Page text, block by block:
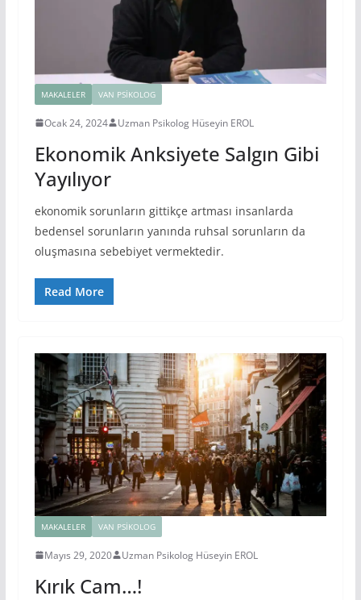
MAKALELER VAN PSIKOLOG
Ocak 24, 2024 Uzman Psikolog Hüseyin EROL
Ekonomik Anksiyete Salgın Gibi
Yayılıyor
ekonomik sorunların gittikçe artması insanlarda
bedensel sorunların yanında ruhsal sorunların da
oluşmasına sebebiyet vermektedir.
Read More
MAKALELER VAN PSIKOLOG
Mayıs 29, 2020 Uzman Psikolog Hüseyin EROL
Kırık Cam…!